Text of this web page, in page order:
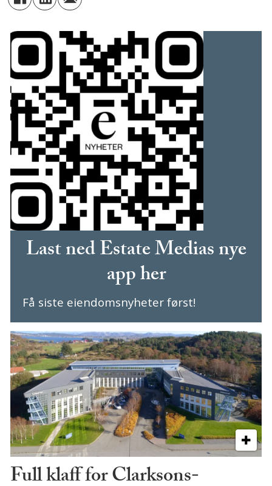
Last ned Estate Medias nye
app her
Få siste eiendomsnyheter først!
Full klaff for Clarksons-